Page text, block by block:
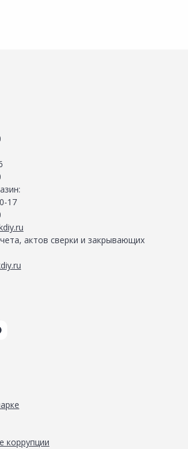
17
актов сверки и закрывающих
коррупции